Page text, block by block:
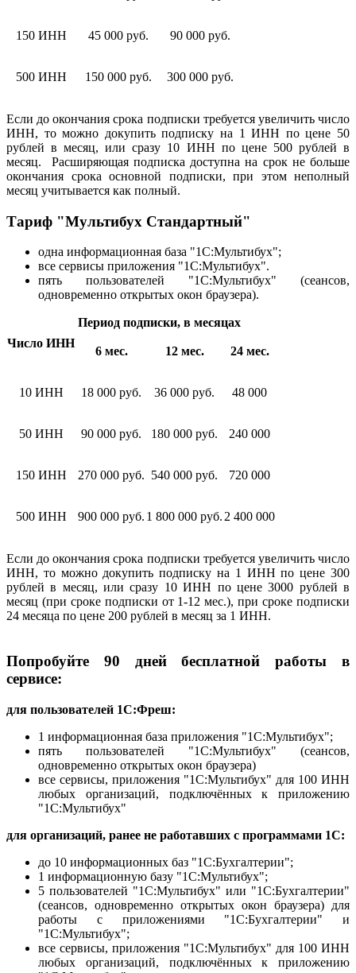
150 ИНН 45 000 руб. 90 000 руб.
500 ИНН 150 000 руб. 300 000 руб.
Если до окончания срока подписки требуется увеличить число
ИНН, то можно докупить подписку на 1 ИНН по цене 50
рублей в месяц, или сразу 10 ИНН по цене 500 рублей в
месяц. Расширяющая подписка доступна на срок не больше
окончания срока основной подписки, при этом неполный
месяц учитывается как полный.
Тариф "Мультибух Стандартный"
одна информационная база "1С:Мультибух";
все сервисы приложения "1С:Мультибух".
пять пользователей "1С:Мультибух" (сеансов,
одновременно открытых окон браузера).
Число ИНН
Период подписки, в месяцах
6 мес. 12 мес. 24 мес.
10 ИНН 18 000 руб. 36 000 руб. 48 000
50 ИНН 90 000 руб. 180 000 руб. 240 000
150 ИНН 270 000 руб. 540 000 руб. 720 000
500 ИНН 900 000 руб. 1 800 000 руб. 2 400 000
Если до окончания срока подписки требуется увеличить число
ИНН, то можно докупить подписку на 1 ИНН по цене 300
рублей в месяц, или сразу 10 ИНН по цене 3000 рублей в
месяц (при сроке подписки от 1-12 мес.), при сроке подписки
24 месяца по цене 200 рублей в месяц за 1 ИНН.
Попробуйте 90 дней бесплатной работы в
сервисе:
для пользователей 1С:Фреш:
1 информационная база приложения "1С:Мультибух";
пять пользователей "1С:Мультибух" (сеансов,
одновременно открытых окон браузера)
все сервисы, приложения "1С:Мультибух" для 100 ИНН
любых организаций, подключённых к приложению
"1С:Мультибух"
для организаций, ранее не работавших с программами 1С:
до 10 информационных баз "1С:Бухгалтерии";
1 информационную базу "1С:Мультибух";
5 пользователей "1С:Мультибух" или "1С:Бухгалтерии"
(сеансов, одновременно открытых окон браузера) для
работы с приложениями "1С:Бухгалтерии" и
"1С:Мультибух";
все сервисы, приложения "1С:Мультибух" для 100 ИНН
любых организаций, подключённых к приложению